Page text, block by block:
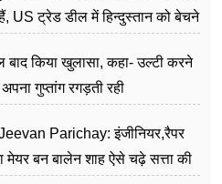
US ट्रेड डील में हिन्दुस्तान को बेचने
बाद किया खुलासा, कहा- उल्टी करने
गुप्तांग रगड़ती रही
Parichay: इंजीनियर,रैपर
मेयर बन बालेन शाह ऐसे चढ़े सत्ता की